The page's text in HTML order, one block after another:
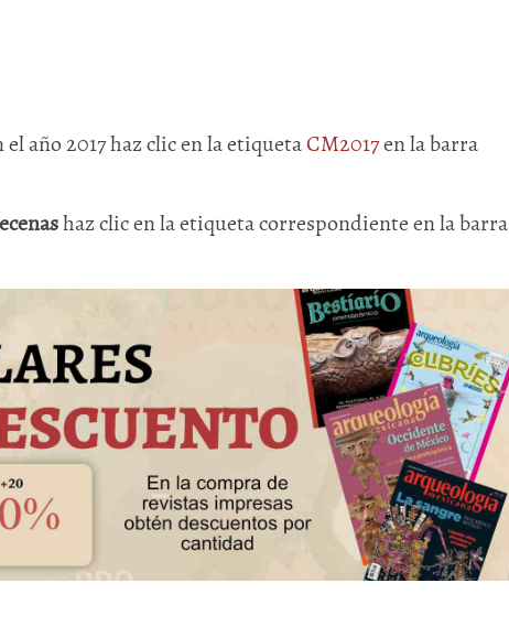
año 2017 haz clic en la etiquetaCM2017en la barra
haz clic en la etiqueta correspondiente en la barra